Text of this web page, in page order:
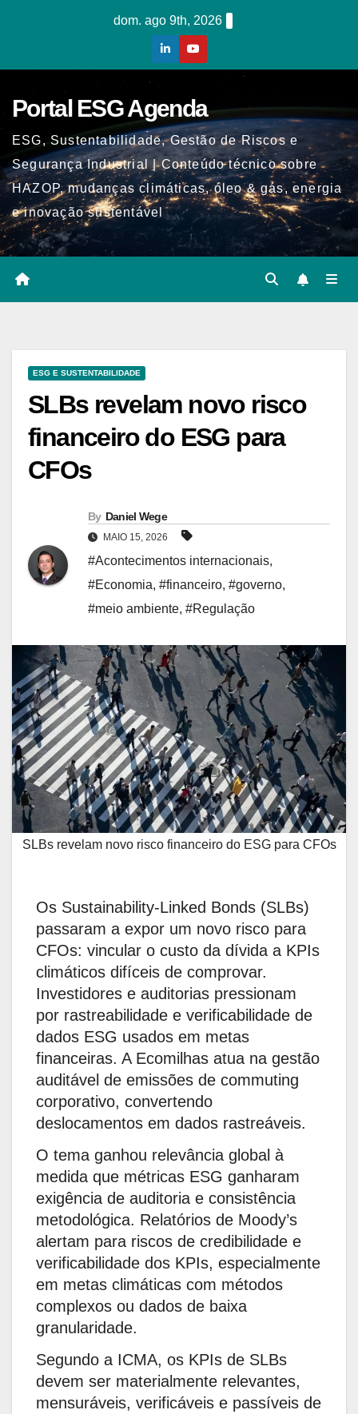
dom. ago 9th, 2026
Portal ESG Agenda
ESG, Sustentabilidade, Gestão de Riscos e
Segurança Industrial | Conteúdo técnico sobre
HAZOP, mudanças climáticas, óleo & gás, energia
e inovação sustentável
ESG E SUSTENTABILIDADE
SLBs revelam novo risco
financeiro do ESG para
CFOs
By Daniel Wege
MAIO 15, 2026
#Acontecimentos internacionais,
#Economia, #financeiro, #governo,
#meio ambiente, #Regulação
SLBs revelam novo risco financeiro do ESG para CFOs
Os Sustainability-Linked Bonds (SLBs)
passaram a expor um novo risco para
CFOs: vincular o custo da dívida a KPIs
climáticos difíceis de comprovar.
Investidores e auditorias pressionam
por rastreabilidade e verificabilidade de
dados ESG usados em metas
financeiras. A Ecomilhas atua na gestão
auditável de emissões de commuting
corporativo, convertendo
deslocamentos em dados rastreáveis.
O tema ganhou relevância global à
medida que métricas ESG ganharam
exigência de auditoria e consistência
metodológica. Relatórios de Moody’s
alertam para riscos de credibilidade e
verificabilidade dos KPIs, especialmente
em metas climáticas com métodos
complexos ou dados de baixa
granularidade.
Segundo a ICMA, os KPIs de SLBs
devem ser materialmente relevantes,
mensuráveis, verificáveis e passíveis de